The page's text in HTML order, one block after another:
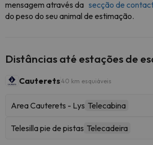
mensagem através da secção de
do peso do seu animal de estimação.
Distâncias até estações de
Cauterets 40 km esquiáveis
Area Cauterets - Lys Telecabina
Telesilla pie de pistas Telecadeira